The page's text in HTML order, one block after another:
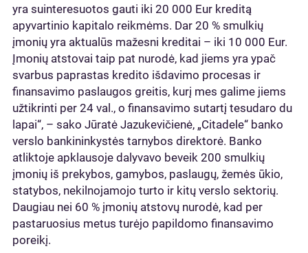
yra suinteresuotos gauti iki 20 000 Eur kreditą
apyvartinio kapitalo reikmėms. Dar 20 % smulkių
įmonių yra aktualūs mažesni kreditai – iki 10 000 Eur.
Įmonių atstovai taip pat nurodė, kad jiems yra ypač
svarbus paprastas kredito išdavimo procesas ir
finansavimo paslaugos greitis, kurį mes galime jiems
užtikrinti per 24 val., o finansavimo sutartį tesudaro du
lapai“, – sako Jūratė Jazukevičienė, „Citadele“ banko
verslo bankininkystės tarnybos direktorė. Banko
atliktoje apklausoje dalyvavo beveik 200 smulkių
įmonių iš prekybos, gamybos, paslaugų, žemės ūkio,
statybos, nekilnojamojo turto ir kitų verslo sektorių.
Daugiau nei 60 % įmonių atstovų nurodė, kad per
pastaruosius metus turėjo papildomo finansavimo
poreikį.